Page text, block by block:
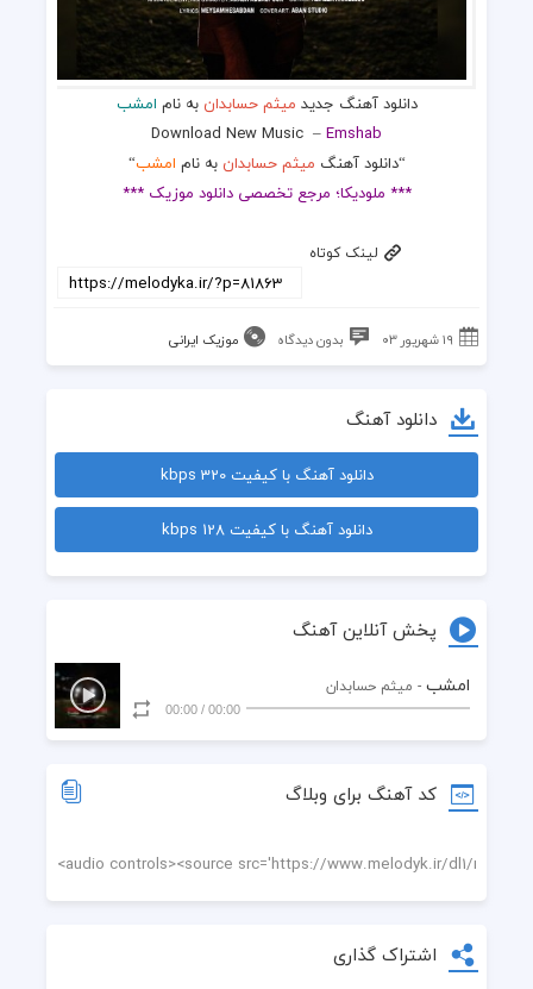
دانلود آهنگ جدید میثم حسابدان به نام امشب
Download New Music –Emshab
“دانلود آهنگ میثم حسابدان به نام امشب“
*** ملودیکا؛ مرجع تخصصی دانلود موزیک ***
لینک کوتاه
۱۹ شهریور ۰۳ بدون دیدگاه موزیک ایرانی
دانلود آهنگ
دانلود آهنگ با کیفیت 320 kbps
دانلود آهنگ با کیفیت 128 kbps
پخش آنلاین آهنگ
امشب - میثم حسابدان
00:00
/
00:00
کد آهنگ برای وبلاگ
اشتراک گذاری